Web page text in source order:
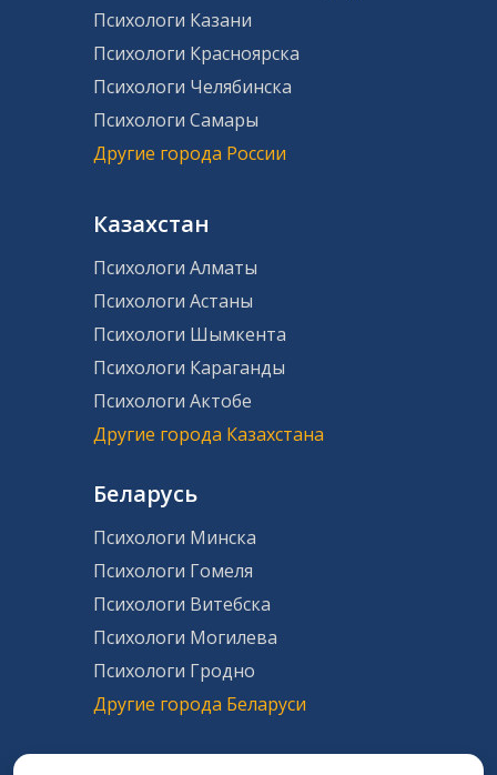
Психологи Казани
Психологи Красноярска
Психологи Челябинска
Психологи Самары
Другие города России
Казахстан
Психологи Алматы
Психологи Астаны
Психологи Шымкента
Психологи Караганды
Психологи Актобе
Другие города Казахстана
Беларусь
Психологи Минска
Психологи Гомеля
Психологи Витебска
Психологи Могилева
Психологи Гродно
Другие города Беларуси